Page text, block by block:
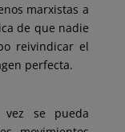
marxistas a
de que nadie
reivindicar el
perfecta.
vez se pueda